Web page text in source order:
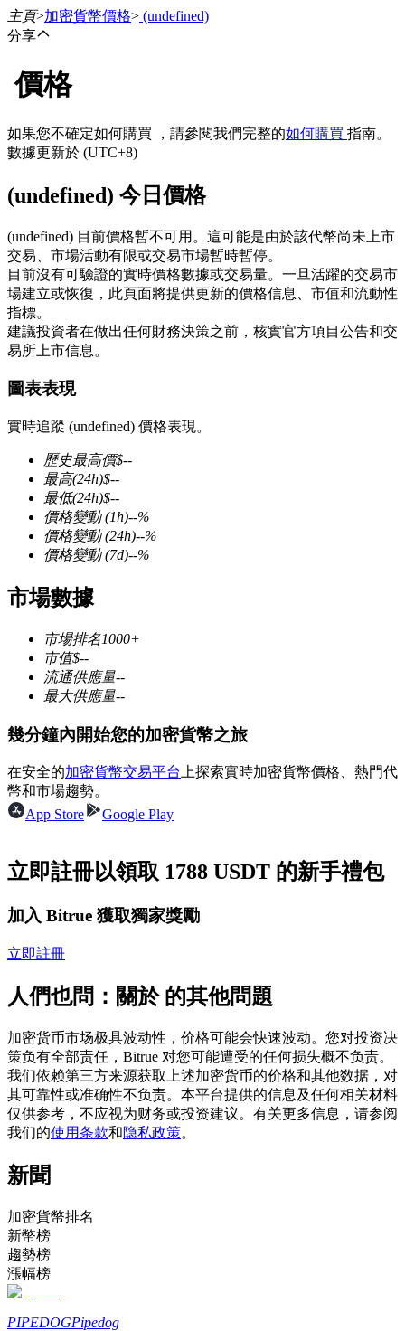
合約
USDT永續
多種以USDT結算的永續合約
幣本位永續
以數字貨幣為保證金的永續合約
TradFi
美股、外匯、貴金屬及大宗商品衍生性商品
多種以USDC結算的永續合約
跟單
與頂尖交易專家同行
成為跟單交易員
主頁>加密貨幣價格> (undefined)
分享
價格
如果您不確定如何購買 ，請參閱我們完整的如何購買 指南。
數據更新於 (UTC+8)
(undefined) 今日價格
(undefined) 目前價格暫不可用。這可能是由於該代幣尚未上市
交易、市場活動有限或交易市場暫時暫停。
目前沒有可驗證的實時價格數據或交易量。一旦活躍的交易市
場建立或恢復，此頁面將提供更新的價格信息、市值和流動性
指標。
建議投資者在做出任何財務決策之前，核實官方項目公告和交
易所上市信息。
圖表表現
實時追蹤 (undefined) 價格表現。
歷史最高價$--
最高(24h)$--
最低(24h)$--
價格變動(1h)--%
價格變動(24h)--%
價格變動(7d)--%
市場數據
市場排名1000+
市值$--
流通供應量--
最大供應量--
幾分鐘內開始您的加密貨幣之旅
在安全的加密貨幣交易平台 上探索實時加密貨幣價格、熱門代
幣和市場趨勢。
App Store
Google Play
立即註冊以領取 1788 USDT 的新手禮包
加入 Bitrue 獲取獨家獎勵
立即註冊
人們也問：關於 的其他問題
加密货币市场极具波动性，价格可能会快速波动。您对投资决
策负有全部责任，Bitrue 对您可能遭受的任何损失概不负责。
我们依赖第三方来源获取上述加密货币的价格和其他数据，对
其可靠性或准确性不负责。本平台提供的信息及任何相关材料
仅供参考，不应视为财务或投资建议。有关更多信息，请参阅
我们的使用条款和隐私政策。
新聞
加密貨幣排名
新幣榜
趨勢榜
漲幅榜
PIPEDOGPipedog